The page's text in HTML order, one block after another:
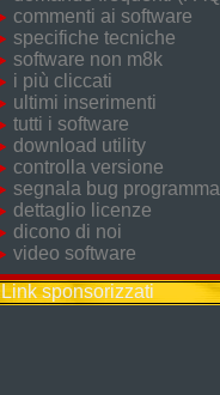
commenti ai software
specifiche tecniche
software non m8k
i più cliccati
ultimi inserimenti
tutti i software
download utility
controlla versione
segnala bug programma
dettaglio licenze
dicono di noi
video software
Link sponsorizzati